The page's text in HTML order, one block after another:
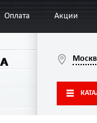
Оплата Акции